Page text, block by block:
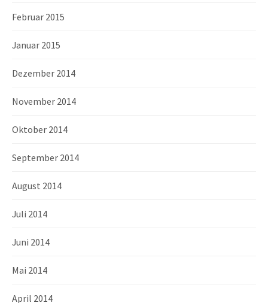
Februar 2015
Januar 2015
Dezember 2014
November 2014
Oktober 2014
September 2014
August 2014
Juli 2014
Juni 2014
Mai 2014
April 2014